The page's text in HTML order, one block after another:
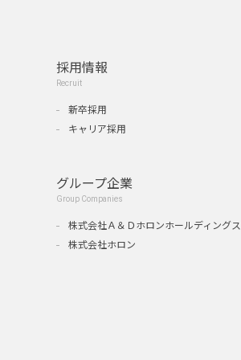
採用情報
Recruit
新卒採用
キャリア採用
グループ企業
Group Companies
株式会社Ａ＆Ｄホロンホールディングス
株式会社ホロン